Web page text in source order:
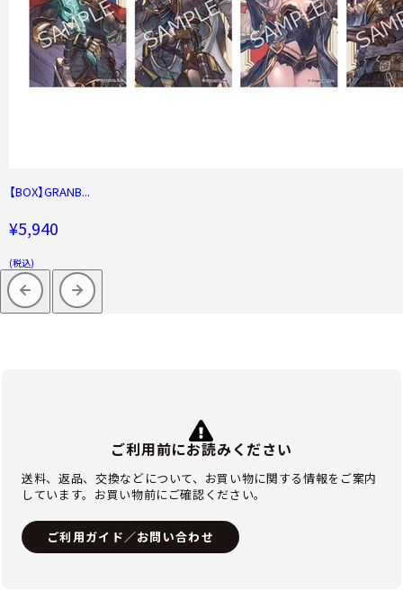
【BOX】GRANB...
¥5,940
(税込)
ご利用前にお読みください
送料、返品、交換などについて、お買い物に関する情報をご案内
しています。お買い物前にご確認ください。
ご利用ガイド／お問い合わせ